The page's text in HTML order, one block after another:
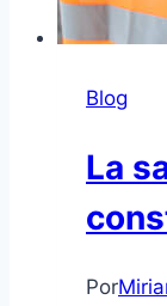
Blog
La
Por